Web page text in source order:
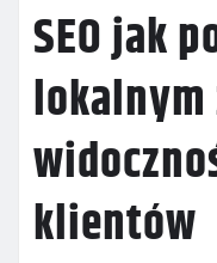
SEO jak
lokalnym
klientów